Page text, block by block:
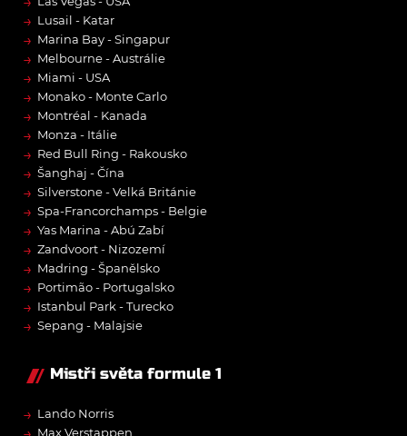
→ Lusail - Katar
→ Marina Bay - Singapur
→ Melbourne - Austrálie
→ Miami - USA
→ Monako - Monte Carlo
→ Montréal - Kanada
→ Monza - Itálie
→ Red Bull Ring - Rakousko
→ Šanghaj - Čína
→ Silverstone - Velká Británie
→ Spa-Francorchamps - Belgie
→ Yas Marina - Abú Zabí
→ Zandvoort - Nizozemí
→ Madring - Španělsko
→ Portimão - Portugalsko
→ Istanbul Park - Turecko
→ Sepang - Malajsie
Mistři světa formule 1
→ Lando Norris
Max Verstappen